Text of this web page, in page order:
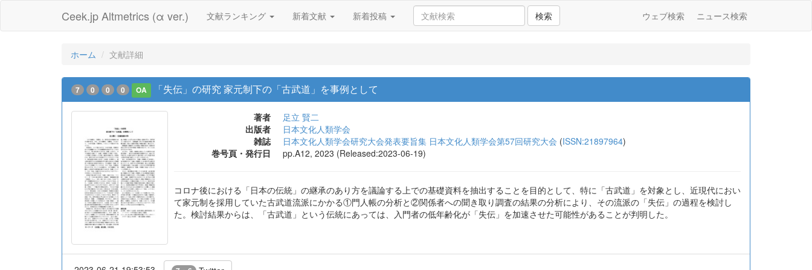
Ceek.jp Altmetrics (α ver.) 文献ランキング 新着文献 新着投稿 検索 ウェブ検索 ニュース検索
ホーム 文献詳細
7 0 0 0 OA 「失伝」の研究 家元制下の「古武道」を事例として
著者
足立 賢二
出版者
日本文化人類学会
雑誌
日本文化人類学会研究大会発表要旨集 日本文化人類学会第57回研究大会 (ISSN:21897964)
巻号頁・発行日
pp.A12, 2023 (Released:2023-06-19)
コロナ後における「日本の伝統」の継承のあり方を議論する上での基礎資料を抽出することを目的として、特に「古武道」を対象とし、近現代におい
て家元制を採用していた古武道流派にかかる①門人帳の分析と②関係者への聞き取り調査の結果の分析により、その流派の「失伝」の過程を検討し
た。検討結果からは、「古武道」という伝統にあっては、入門者の低年齢化が「失伝」を加速させた可能性があることが判明した。